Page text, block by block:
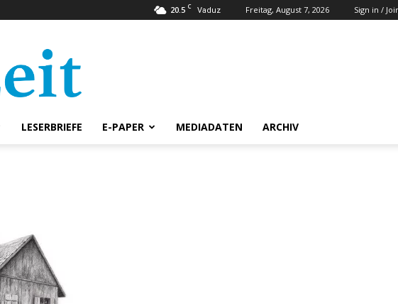
20.5 C Vaduz Freitag, August 7, 2026 Sign in /
LESERBRIEFE E-PAPER MEDIADATEN ARCHIV